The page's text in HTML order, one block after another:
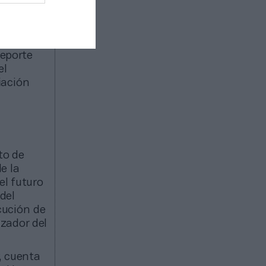
de
la
futuro
de
del
cuenta